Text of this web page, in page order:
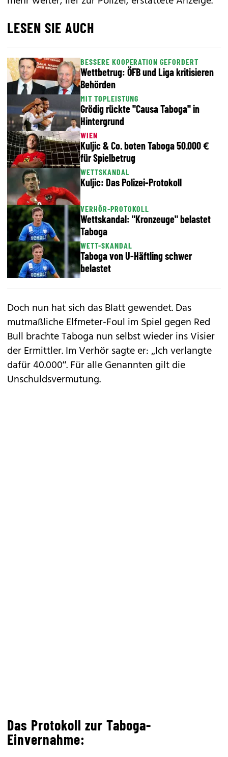
LESEN SIE AUCH
BESSERE KOOPERATION GEFORDERT
Wettbetrug: ÖFB und Liga kritisieren
Behörden
MIT TOPLEISTUNG
Grödig rückte "Causa Taboga" in
Hintergrund
WIEN
Kuljic & Co. boten Taboga 50.000 €
für Spielbetrug
WETTSKANDAL
Kuljic: Das Polizei-Protokoll
VERHÖR-PROTOKOLL
Wettskandal: "Kronzeuge" belastet
Taboga
WETT-SKANDAL
Taboga von U-Häftling schwer
belastet
Doch nun hat sich das Blatt gewendet. Das
mutmaßliche Elfmeter-Foul im Spiel gegen Red
Bull brachte Taboga nun selbst wieder ins Visier
der Ermittler. Im Verhör sagte er: „Ich verlangte
dafür 40.000“. Für alle Genannten gilt die
Unschuldsvermutung.
Das Protokoll zur Taboga-
Einvernahme: